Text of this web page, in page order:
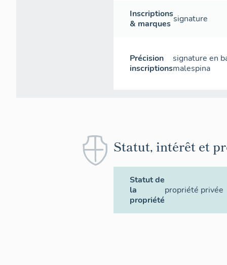
Inscriptions
& marques signature
Précision
inscriptions
signature en
malespina
Statut, intérêt et
Statut de
la
propriété
propriété privée